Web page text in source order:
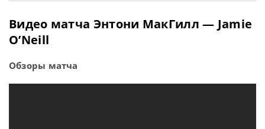
Видео матча Энтони МакГилл — Jamie
O’Neill
Обзоры матча